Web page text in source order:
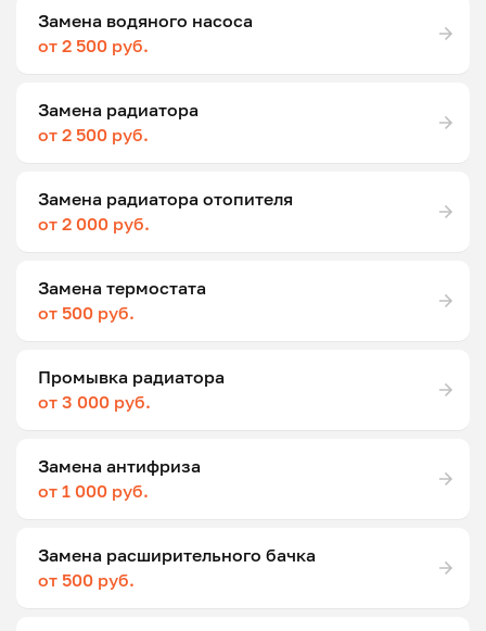
Замена водяного насоса
от 2 500 руб.
Замена радиатора
от 2 500 руб.
Замена радиатора отопителя
от 2 000 руб.
Замена термостата
от 500 руб.
Промывка радиатора
от 3 000 руб.
Замена антифриза
от 1 000 руб.
Замена расширительного бачка
от 500 руб.